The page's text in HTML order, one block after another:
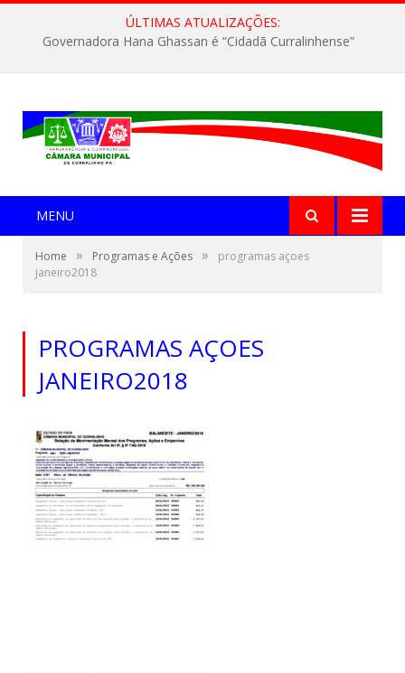
ÚLTIMAS ATUALIZAÇÕES:
Governadora Hana Ghassan é “Cidadã Curralinhense”
MENU
Home » Programas e Ações »
programas açoes
janeiro2018
PROGRAMAS AÇOES
JANEIRO2018